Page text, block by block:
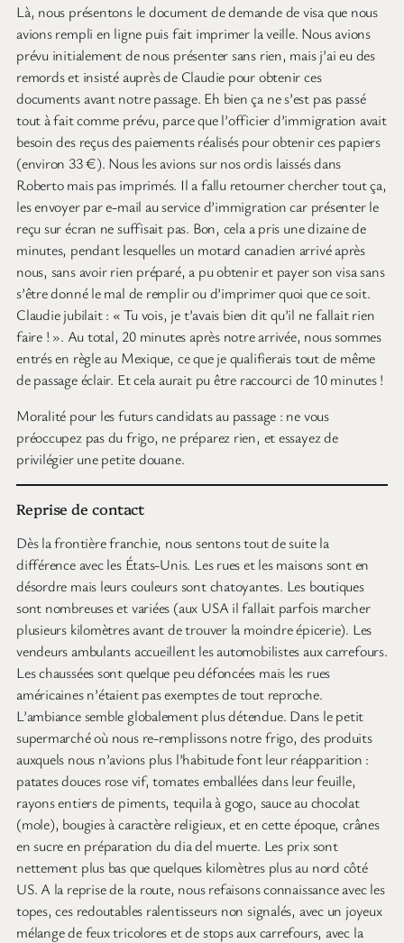
Là, nous présentons le document de demande de visa que nous
avions rempli en ligne puis fait imprimer la veille. Nous avions
prévu initialement de nous présenter sans rien, mais j’ai eu des
remords et insisté auprès de Claudie pour obtenir ces
documents avant notre passage. Eh bien ça ne s’est pas passé
tout à fait comme prévu, parce que l’officier d’immigration avait
besoin des reçus des paiements réalisés pour obtenir ces papiers
(environ 33 €). Nous les avions sur nos ordis laissés dans
Roberto mais pas imprimés. Il a fallu retourner chercher tout ça,
les envoyer par e-mail au service d’immigration car présenter le
reçu sur écran ne suffisait pas. Bon, cela a pris une dizaine de
minutes, pendant lesquelles un motard canadien arrivé après
nous, sans avoir rien préparé, a pu obtenir et payer son visa sans
s’être donné le mal de remplir ou d’imprimer quoi que ce soit.
Claudie jubilait : « Tu vois, je t’avais bien dit qu’il ne fallait rien
faire ! ». Au total, 20 minutes après notre arrivée, nous sommes
entrés en règle au Mexique, ce que je qualifierais tout de même
de passage éclair. Et cela aurait pu être raccourci de 10 minutes !
Moralité pour les futurs candidats au passage : ne vous
préoccupez pas du frigo, ne préparez rien, et essayez de
privilégier une petite douane.
Reprise de contact
Dès la frontière franchie, nous sentons tout de suite la
différence avec les États-Unis. Les rues et les maisons sont en
désordre mais leurs couleurs sont chatoyantes. Les boutiques
sont nombreuses et variées (aux USA il fallait parfois marcher
plusieurs kilomètres avant de trouver la moindre épicerie). Les
vendeurs ambulants accueillent les automobilistes aux carrefours.
Les chaussées sont quelque peu défoncées mais les rues
américaines n’étaient pas exemptes de tout reproche.
L’ambiance semble globalement plus détendue. Dans le petit
supermarché où nous re-remplissons notre frigo, des produits
auxquels nous n’avions plus l’habitude font leur réapparition :
patates douces rose vif, tomates emballées dans leur feuille,
rayons entiers de piments, tequila à gogo, sauce au chocolat
(mole), bougies à caractère religieux, et en cette époque, crânes
en sucre en préparation du dia del muerte. Les prix sont
nettement plus bas que quelques kilomètres plus au nord côté
US. A la reprise de la route, nous refaisons connaissance avec les
topes, ces redoutables ralentisseurs non signalés, avec un joyeux
mélange de feux tricolores et de stops aux carrefours, avec la